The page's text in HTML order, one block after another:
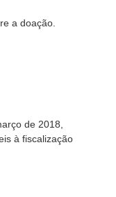
a doação.
de 2018,
à fiscalização